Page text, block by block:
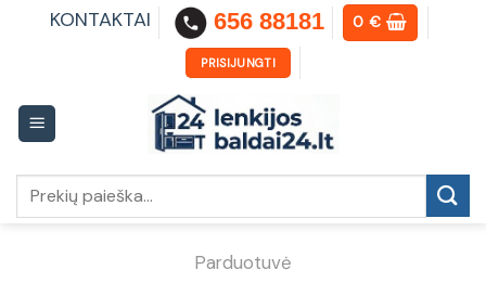
KONTAKTAI 656 88181 0€
PRISIJUNGTI
Parduotuvė